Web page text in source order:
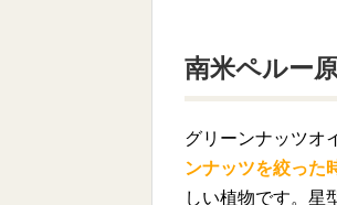
南米ペルー
グリーンナッツオ
ンナッツを絞った
しい植物です。星